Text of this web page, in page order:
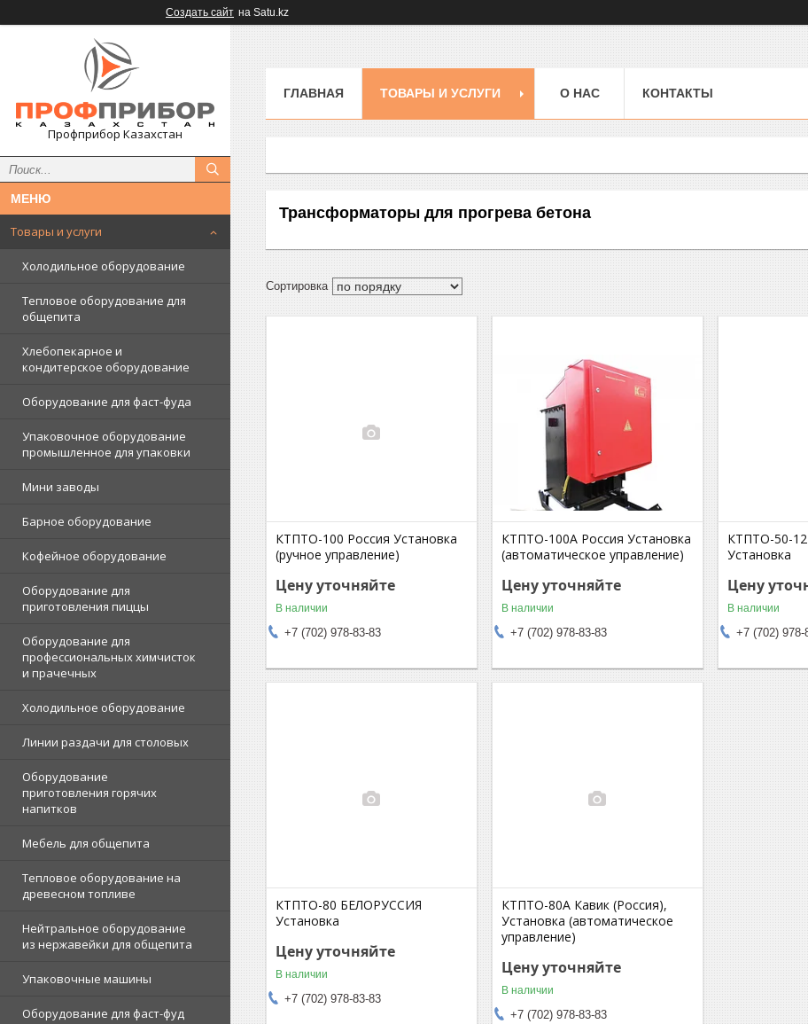
Создать сайт на Satu.kz
Профприбор Казахстан
Товары и услуги
Холодильное оборудование
Тепловое оборудование для
общепита
Хлебопекарное и
кондитерское оборудование
Оборудование для фаст-фуда
Упаковочное оборудование
промышленное для упаковки
Мини заводы
Барное оборудование
Кофейное оборудование
Оборудование для
приготовления пиццы
Оборудование для
профессиональных химчисток
и прачечных
Холодильное оборудование
Линии раздачи для столовых
Оборудование
приготовления горячих
напитков
Мебель для общепита
Тепловое оборудование на
древесном топливе
Нейтральное оборудование
из нержавейки для общепита
Упаковочные машины
Оборудование для фаст-фуд
ГЛАВНАЯ ТОВАРЫ И УСЛУГИ О НАС КОНТАКТЫ
Трансформаторы для прогрева бетона
КТПТО-100 Россия Установка
(ручное управление)
Цену уточняйте
В наличии
+7 (702) 978-83-83
КТПТО-100А Россия Установка
(автоматическое управление)
Цену уточняйте
В наличии
+7 (702) 978-83-83
КТПТО-50-
Установка
Цену
В наличии
+7 (702) 978-
КТПТО-80 БЕЛОРУССИЯ
Установка
Цену уточняйте
В наличии
+7 (702) 978-83-83
КТПТО-80А Кавик (Россия),
Установка (автоматическое
управление)
Цену уточняйте
В наличии
+7 (702) 978-83-83